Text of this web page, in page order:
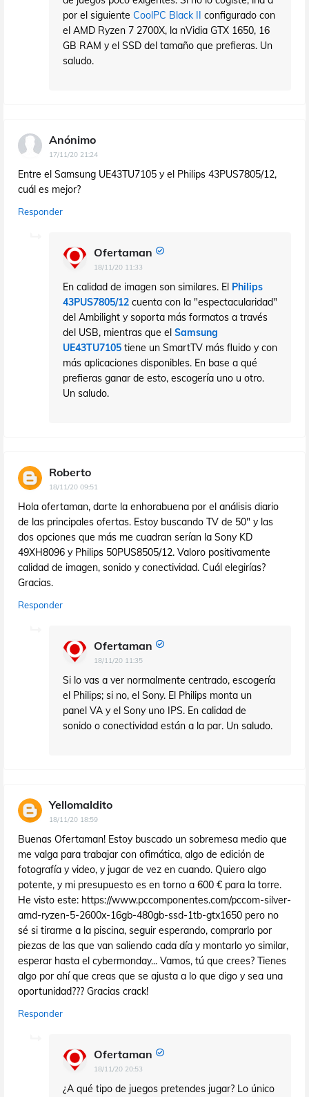
por el siguiente CoolPC Black II configurado con
el AMD Ryzen 7 2700X, la nVidia GTX 1650, 16
GB RAM y el SSD del tamaño que prefieras. Un
saludo.
Anónimo
17/11/20 21:24
Entre el Samsung UE43TU7105 y el Philips 43PUS7805/12,
cuál es mejor?
Responder
Ofertaman
18/11/20 11:33
En calidad de imagen son similares. El Philips
43PUS7805/12 cuenta con la "espectacularidad"
del Ambilight y soporta más formatos a través
del USB, mientras que el Samsung
UE43TU7105 tiene un SmartTV más fluido y con
más aplicaciones disponibles. En base a qué
prefieras ganar de esto, escogería uno u otro.
Un saludo.
Roberto
18/11/20 09:51
Hola ofertaman, darte la enhorabuena por el análisis diario
de las principales ofertas. Estoy buscando TV de 50" y las
dos opciones que más me cuadran serían la Sony KD
49XH8096 y Philips 50PUS8505/12. Valoro positivamente
calidad de imagen, sonido y conectividad. Cuál elegirías?
Gracias.
Responder
Ofertaman
18/11/20 11:35
Si lo vas a ver normalmente centrado, escogería
el Philips; si no, el Sony. El Philips monta un
panel VA y el Sony uno IPS. En calidad de
sonido o conectividad están a la par. Un saludo.
Yellomaldito
18/11/20 18:59
Buenas Ofertaman! Estoy buscado un sobremesa medio que
me valga para trabajar con ofimática, algo de edición de
fotografía y video, y jugar de vez en cuando. Quiero algo
potente, y mi presupuesto es en torno a 600 € para la torre.
He visto este: https://www.pccomponentes.com/pccom-silver-
amd-ryzen-5-2600x-16gb-480gb-ssd-1tb-gtx1650 pero no
sé si tirarme a la piscina, seguir esperando, comprarlo por
piezas de las que van saliendo cada día y montarlo yo similar,
esperar hasta el cybermonday... Vamos, tú que crees? Tienes
algo por ahí que creas que se ajusta a lo que digo y sea una
oportunidad??? Gracias crack!
Responder
Ofertaman
18/11/20 20:53
¿A qué tipo de juegos pretendes jugar? Lo único